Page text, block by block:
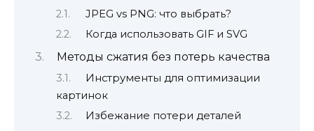
JPEG vs PNG: что выбрать?
Когда использовать GIF и SVG
Методы сжатия без потерь качества
Инструменты для оптимизации
картинок
Избежание потери деталей